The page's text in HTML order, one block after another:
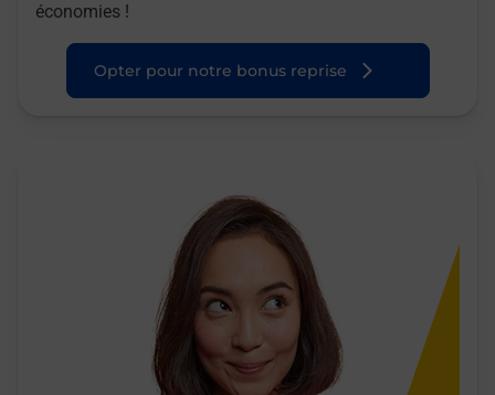
économies !
Opter pour notre bonus reprise